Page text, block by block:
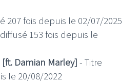
207 fois depuis le 02/07/2025
153 fois depuis le
Damian Marley] - Titre
le 20/08/2022